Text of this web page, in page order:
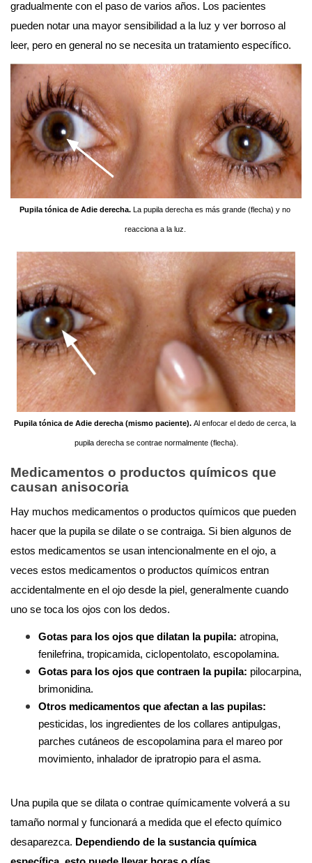
gradualmente con el paso de varios años. Los pacientes
pueden notar una mayor sensibilidad a la luz y ver borroso al
leer, pero en general no se necesita un tratamiento específico.
Pupila tónica de Adie derecha. La pupila derecha es más grande (flecha) y no
reacciona a la luz.
Pupila tónica de Adie derecha (mismo paciente). Al enfocar el dedo de cerca, la
pupila derecha se contrae normalmente (flecha).
Medicamentos o productos químicos que
causan anisocoria
Hay muchos medicamentos o productos químicos que pueden
hacer que la pupila se dilate o se contraiga. Si bien algunos de
estos medicamentos se usan intencionalmente en el ojo, a
veces estos medicamentos o productos químicos entran
accidentalmente en el ojo desde la piel, generalmente cuando
uno se toca los ojos con los dedos.
Gotas para los ojos que dilatan la pupila: atropina,
fenilefrina, tropicamida, ciclopentolato, escopolamina.
Gotas para los ojos que contraen la pupila: pilocarpina,
brimonidina.
Otros medicamentos que afectan a las pupilas:
pesticidas, los ingredientes de los collares antipulgas,
parches cutáneos de escopolamina para el mareo por
movimiento, inhalador de ipratropio para el asma.
Una pupila que se dilata o contrae químicamente volverá a su
tamaño normal y funcionará a medida que el efecto químico
desaparezca. Dependiendo de la sustancia química